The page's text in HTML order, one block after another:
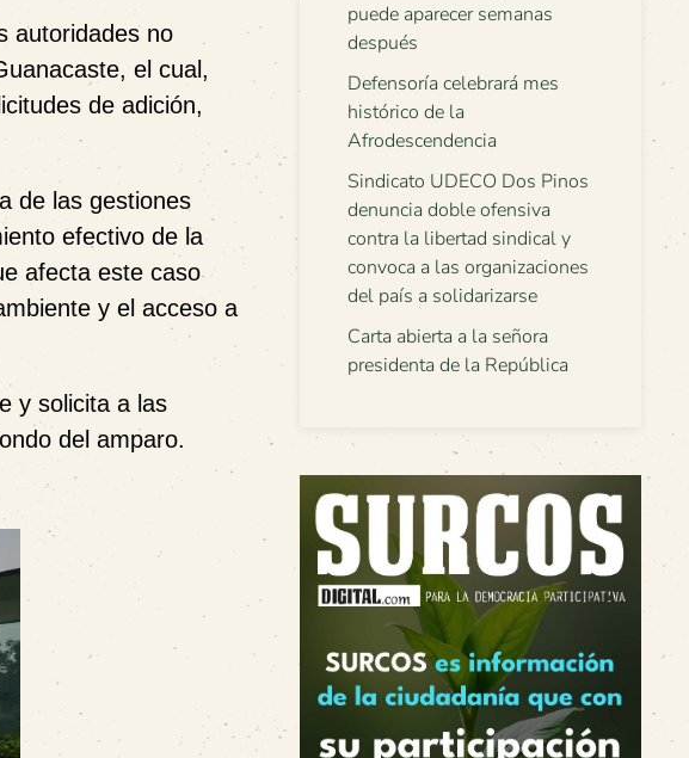
autoridades no
, el cual,
de adición,
de las gestiones
efectivo de la
afecta este caso
y el acceso a
y solicita a las
del amparo.
puede aparecer semanas
después
Defensoría celebrará mes
histórico de la
Afrodescendencia
Sindicato UDECO Dos Pinos
denuncia doble ofensiva
contra la libertad sindical y
convoca a las organizaciones
del país a solidarizarse
Carta abierta a la señora
presidenta de la República